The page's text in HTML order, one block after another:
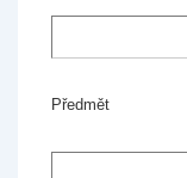
Předmět